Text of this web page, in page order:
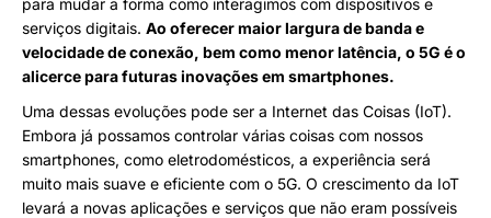
serviços digitais. Ao oferecer maior largura de banda e
velocidade de conexão, bem como menor latência, o 5G é o
alicerce para futuras inovações em smartphones.
Uma dessas evoluções pode ser a Internet das Coisas (IoT).
Embora já possamos controlar várias coisas com nossos
smartphones, como eletrodomésticos, a experiência será
muito mais suave e eficiente com o 5G. O crescimento da IoT
levará a novas aplicações e serviços que não eram possíveis